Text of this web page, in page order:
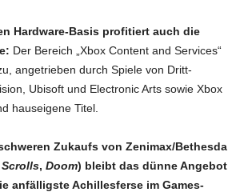
Hardware-Basis profitiert auch die
Der Bereich „Xbox Content and Services“
angetrieben durch Spiele von Dritt-
Ubisoft und Electronic Arts sowie Xbox
hauseigene Titel.
Zukaufs von Zenimax/Bethesda
Scrolls, Doom) bleibt das dünne Angebot
anfälligste Achillesferse im Games-